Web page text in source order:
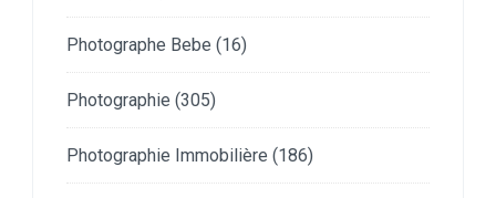
Photographe Bebe (16)
Photographie (305)
Photographie Immobilière (186)